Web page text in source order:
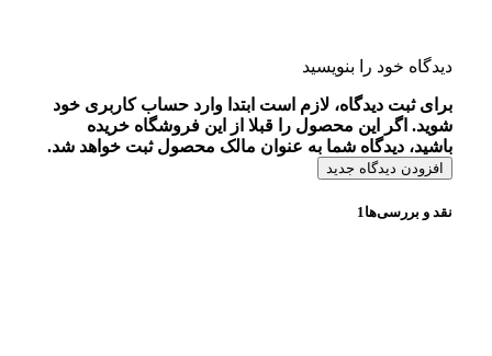
دیدگاه خود را بنویسید
برای ثبت دیدگاه، لازم است ابتدا وارد حساب کاربری خود
شوید. اگر این محصول را قبلا از این فروشگاه خریده
باشید، دیدگاه شما به عنوان مالک محصول ثبت خواهد شد.
افزودن دیدگاه جدید
نقد و بررسی‌ها1